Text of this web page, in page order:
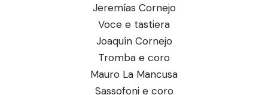
Jeremías Cornejo
Voce e tastiera
Joaquín Cornejo
Tromba e coro
Mauro La Mancusa
Sassofoni e coro